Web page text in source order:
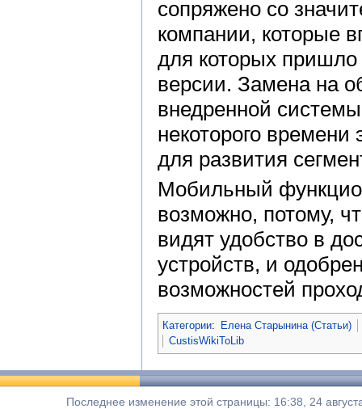
сопряжено со
компании, которые
для которых
версии. Замена на
внедренной
некоторого времени
для развития
Мобильный
возможно, потому,
видят удобство в
устройств, и
возможностей
Категории: Елена Старынина (Статьи)
CustisWikiToLib
Последнее изменение этой страницы: 16:38, 24